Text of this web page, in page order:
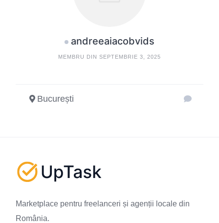
andreeaiacobvids
MEMBRU DIN SEPTEMBRIE 3, 2025
București
Marketplace pentru freelanceri și agenții locale din
România.